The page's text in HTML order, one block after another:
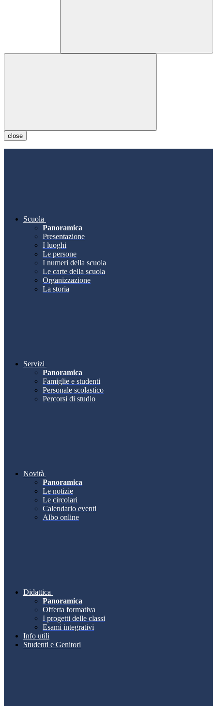
close
Scuola
Panoramica
Presentazione
I luoghi
Le persone
I numeri della scuola
Le carte della scuola
Organizzazione
La storia
Servizi
Panoramica
Famiglie e studenti
Personale scolastico
Percorsi di studio
Novità
Panoramica
Le notizie
Le circolari
Calendario eventi
Albo online
Didattica
Panoramica
Offerta formativa
I progetti delle classi
Esami integrativi
Info utili
Studenti e Genitori